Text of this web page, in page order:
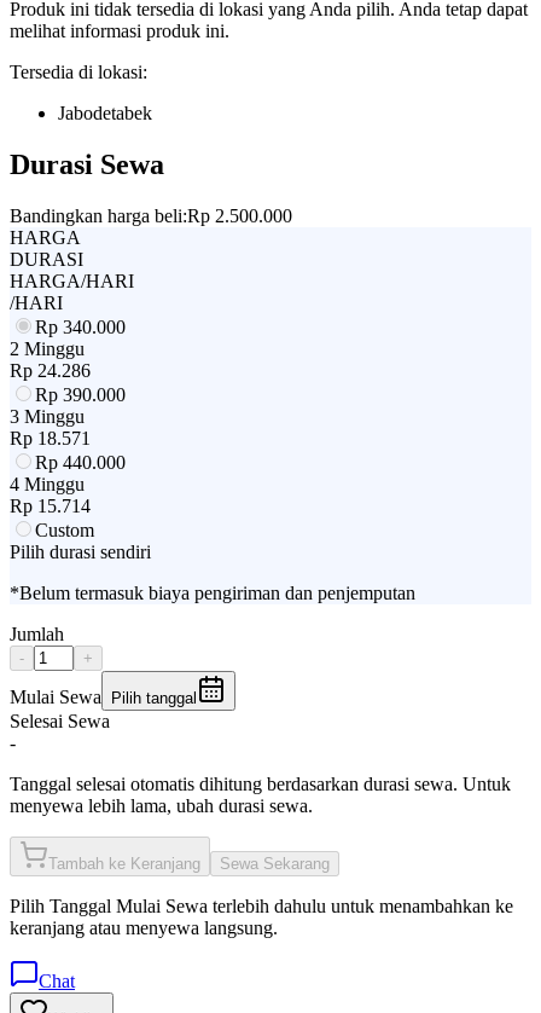
Produk ini tidak tersedia di lokasi yang Anda pilih. Anda tetap dapat
melihat informasi produk ini.
Tersedia di lokasi:
Jabodetabek
Durasi Sewa
Bandingkan harga beli:Rp 2.500.000
HARGA
DURASI
HARGA/HARI
/HARI
Rp 340.000
2 Minggu
Rp 24.286
Rp 390.000
3 Minggu
Rp 18.571
Rp 440.000
4 Minggu
Rp 15.714
Custom
Pilih durasi sendiri
*Belum termasuk biaya pengiriman dan penjemputan
Jumlah
- +
Mulai Sewa Pilih tanggal
Selesai Sewa
-
Tanggal selesai otomatis dihitung berdasarkan durasi sewa. Untuk
menyewa lebih lama, ubah durasi sewa.
Tambah ke Keranjang Sewa Sekarang
Pilih Tanggal Mulai Sewa terlebih dahulu untuk menambahkan ke
keranjang atau menyewa langsung.
Chat